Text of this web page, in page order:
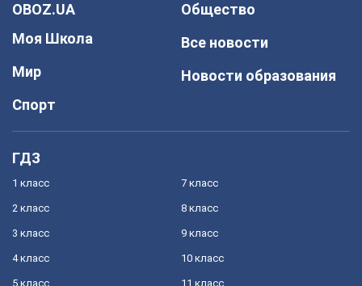
OBOZ.UA
Моя Школа
Мир
Спорт
Общество
Все новости
Новости образования
ГДЗ
1 класс
2 класс
3 класс
4 класс
5 класс
7 класс
8 класс
9 класс
10 класс
11 класс